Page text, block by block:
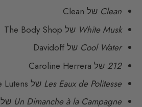
Clean של Clean
White Musk של The Body Shop
Cool Water של Davidoff
212 של Caroline Herrera
Les Eaux de Politesse של Serge Lutens
Un Dimanche à la Campagne של Guerlain